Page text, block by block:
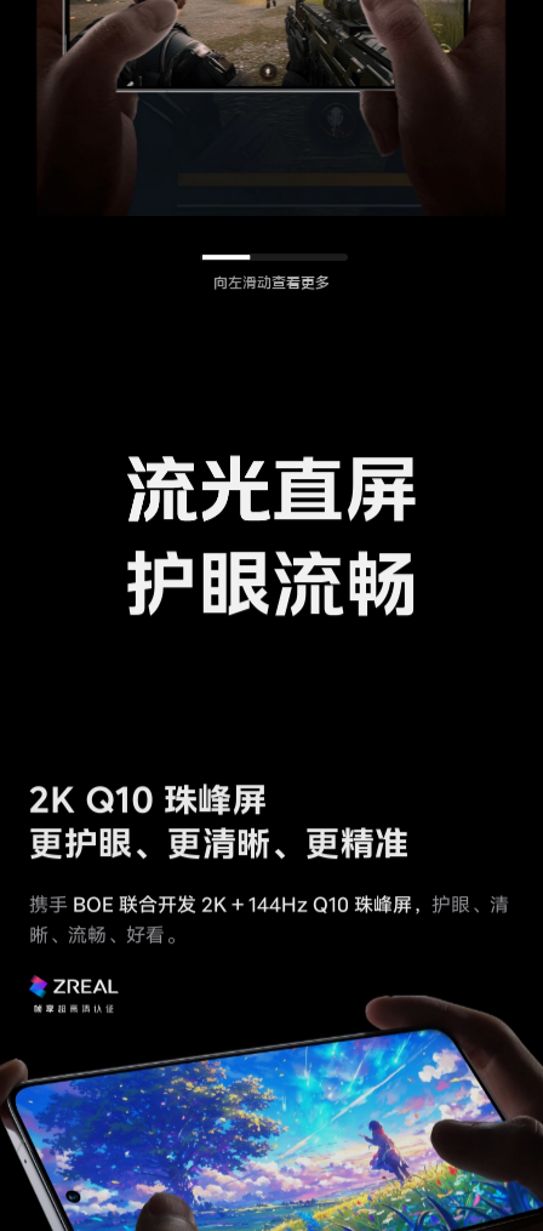
向左滑动查看更多
流光直屏
护眼流畅
2K Q10 珠峰屏
更护眼、更清晰、更精准
携手 BOE 联合开发 2K + 144Hz Q10 珠峰屏， 护眼、清
晰、流畅、好看。